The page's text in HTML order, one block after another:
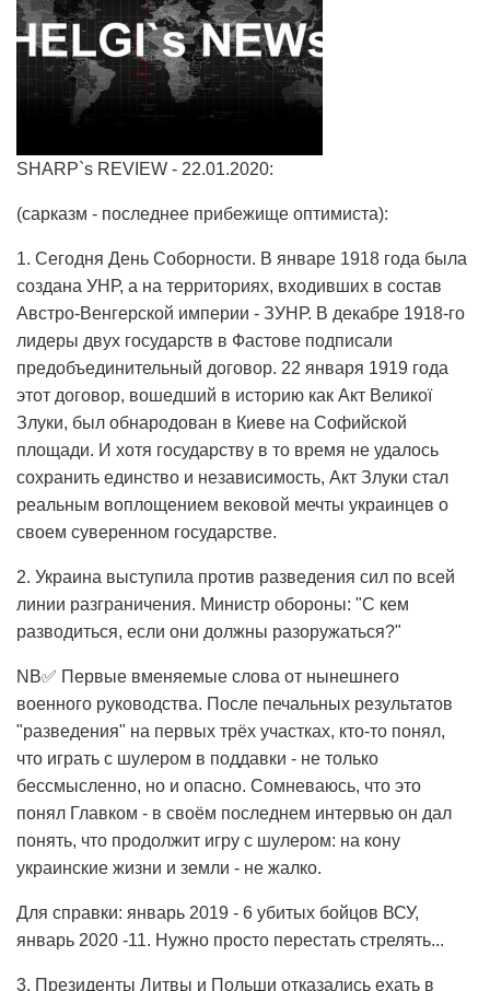
SHARP`s REVIEW - 22.01.2020:
(сарказм - последнее прибежище оптимиста):
1. Сегодня День Соборности. В январе 1918 года была
создана УНР, а на территориях, входивших в состав
Австро-Венгерской империи - ЗУНР. В декабре 1918-го
лидеры двух государств в Фастове подписали
предобъединительный договор. 22 января 1919 года
этот договор, вошедший в историю как Акт Великої
Злуки, был обнародован в Киеве на Софийской
площади. И хотя государству в то время не удалось
сохранить единство и независимость, Акт Злуки стал
реальным воплощением вековой мечты украинцев о
своем суверенном государстве.
2. Украина выступила против разведения сил по всей
линии разграничения. Министр обороны: "С кем
разводиться, если они должны разоружаться?"
NB✅ Первые вменяемые слова от нынешнего
военного руководства. После печальных результатов
"разведения" на первых трёх участках, кто-то понял,
что играть с шулером в поддавки - не только
бессмысленно, но и опасно. Сомневаюсь, что это
понял Главком - в своём последнем интервью он дал
понять, что продолжит игру с шулером: на кону
украинские жизни и земли - не жалко.
Для справки: январь 2019 - 6 убитых бойцов ВСУ,
январь 2020 -11. Нужно просто перестать стрелять...
3. Президенты Литвы и Польши отказались ехать в